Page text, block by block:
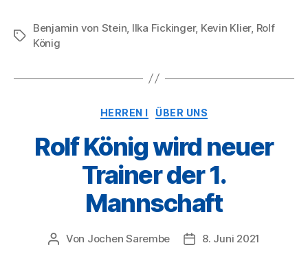
Schlagwörter
Benjamin von Stein, Ilka Fickinger, Kevin Klier, Rolf
König
Kategorien
HERREN I ÜBER UNS
Rolf König wird neuer
Trainer der 1.
Mannschaft
Beitragsautor
Von Jochen Sarembe 8. Juni 2021